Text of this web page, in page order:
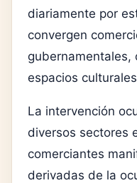
diariamente por
convergen
gubernamentales,
espacios
La intervención
diversos sectores
comerciantes
derivadas de la